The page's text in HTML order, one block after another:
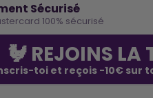
Sécurisé
100% sécurisé
🐓 REJOINS LA
toi et reçois -10€ sur